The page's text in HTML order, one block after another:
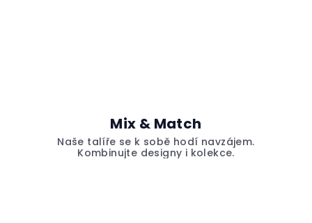
Mix & Match
Naše talíře se k sobě hodí navzájem.
Kombinujte designy i kolekce.